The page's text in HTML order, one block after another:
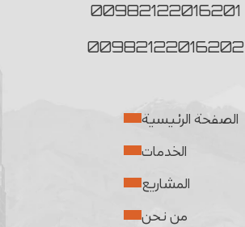
00982122016201
00982122016202
الصفحة الرئيسية
الخدمات
المشاريع
من نحن